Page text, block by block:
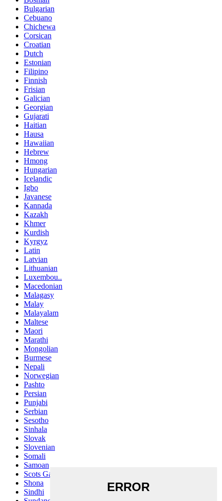
Bulgarian
Cebuano
Chichewa
Corsican
Croatian
Dutch
Estonian
Filipino
Finnish
Frisian
Galician
Georgian
Gujarati
Haitian
Hausa
Hawaiian
Hebrew
Hmong
Hungarian
Icelandic
Igbo
Javanese
Kannada
Kazakh
Khmer
Kurdish
Kyrgyz
Latin
Latvian
Lithuanian
Luxembou..
Macedonian
Malagasy
Malay
Malayalam
Maltese
Maori
Marathi
Mongolian
Burmese
Nepali
Norwegian
Pashto
Persian
Punjabi
Serbian
Sesotho
Sinhala
Slovak
Slovenian
Somali
Samoan
Scots Gaelic
Shona
Sindhi